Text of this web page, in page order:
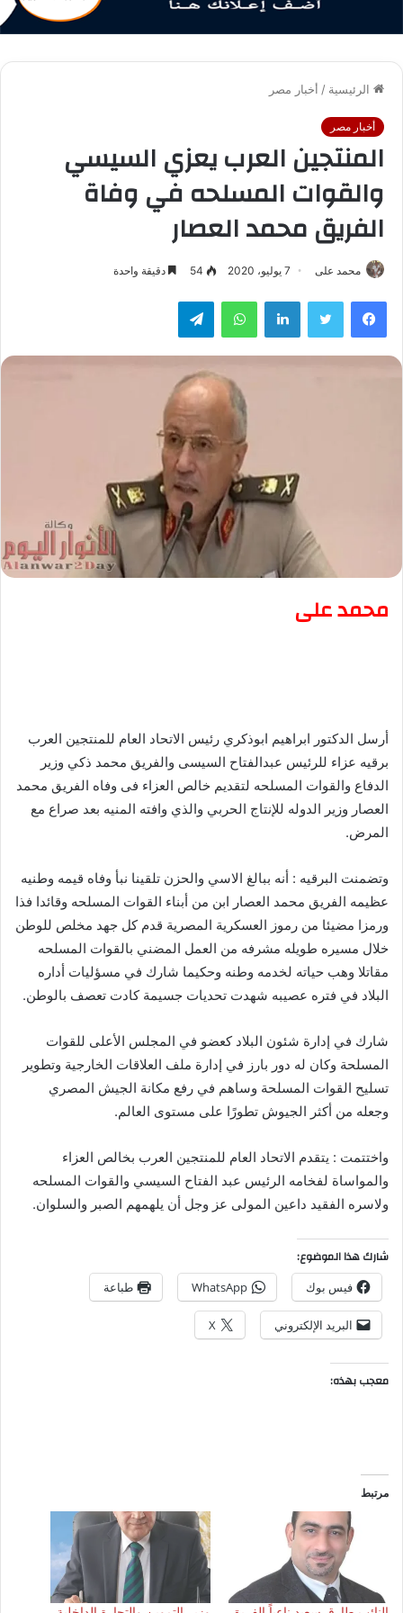
الرئيسية / أخبار مصر
أخبار مصر
المنتجين العرب يعزي السيسي
والقوات المسلحه في وفاة
الفريق محمد العصار
محمد على 7 يوليو، 2020 54 دقيقة واحدة
فيسبوك تويتر لينكدإن واتساب تيلقرام
محمد على
أرسل الدكتور ابراهيم ابوذكري رئيس الاتحاد العام للمنتجين العرب
برقيه عزاء للرئيس عبدالفتاح السيسى والفريق محمد ذكي وزير
الدفاع والقوات المسلحه لتقديم خالص العزاء فى وفاه الفريق محمد
العصار وزير الدوله للإنتاج الحربي والذي وافته المنيه بعد صراع مع
المرض.
وتضمنت البرقيه : أنه ببالغ الاسي والحزن تلقينا نبأ وفاه قيمه وطنيه
عظيمه الفريق محمد العصار ابن من أبناء القوات المسلحه وقائدا فذا
ورمزا مضيئا من رموز العسكرية المصرية قدم كل جهد مخلص للوطن
خلال مسيره طويله مشرفه من العمل المضني بالقوات المسلحه
مقاتلا وهب حياته لخدمه وطنه وحكيما شارك في مسؤليات أداره
البلاد في فتره عصيبه شهدت تحديات جسيمة كادت تعصف بالوطن.
شارك في إدارة شئون البلاد كعضو في المجلس الأعلى للقوات
المسلحة وكان له دور بارز في إدارة ملف العلاقات الخارجية وتطوير
تسليح القوات المسلحة وساهم في رفع مكانة الجيش المصري
وجعله من أكثر الجيوش تطورًا على مستوى العالم.
واختتمت : يتقدم الاتحاد العام للمنتجين العرب بخالص العزاء
والمواساة لفخامه الرئيس عبد الفتاح السيسي والقوات المسلحه
ولاسره الفقيد داعين المولى عز وجل أن يلهمهم الصبر والسلوان.
شارك هذا الموضوع:
فيس بوك WhatsApp طباعة
البريد الإلكتروني X
معجب بهذه:
مرتبط